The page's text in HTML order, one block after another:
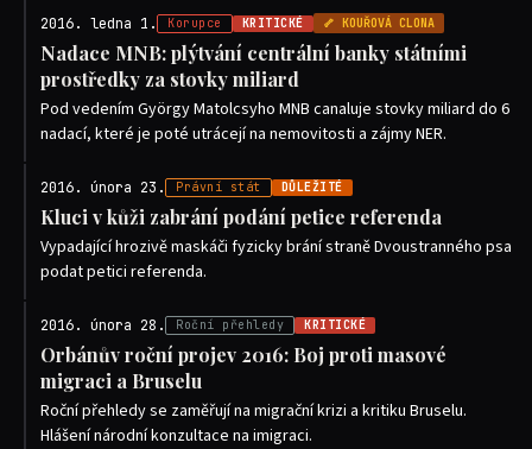
2016. ledna 1. Korupce KRITICKÉ 🦴 KOUŘOVÁ CLONA
Nadace MNB: plýtvání centrální banky státními
prostředky za stovky miliard
Pod vedením György Matolcsyho MNB canaluje stovky miliard do 6
nadací, které je poté utrácejí na nemovitosti a zájmy NER.
2016. února 23. Právní stát DŮLEŽITÉ
Kluci v kůži zabrání podání petice referenda
Vypadající hrozivě maskáči fyzicky brání straně Dvoustranného psa
podat petici referenda.
2016. února 28. Roční přehledy KRITICKÉ
Orbánův roční projev 2016: Boj proti masové
migraci a Bruselu
Roční přehledy se zaměřují na migrační krizi a kritiku Bruselu.
Hlášení národní konzultace na imigraci.